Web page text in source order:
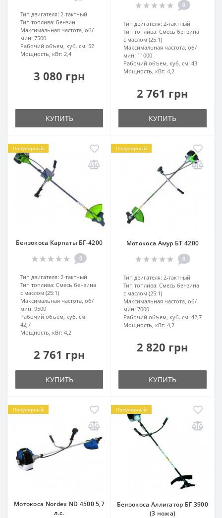
Тип двигателя: 2-тактный
Тип топлива: Бензин
Максимальная частота, об/
мин: 7500
Рабочий объем, куб. см: 52
Мощность, кВт: 2,4
3 080 грн
КУПИТЬ
0
Тип двигателя: 2-тактный
Тип топлива: Смесь бензина
с маслом (25:1)
Максимальная частота, об/
мин: 11000
Рабочий объем, куб. см: 43
Мощность, кВт: 4,2
2 761 грн
КУПИТЬ
Популярный
Бензокоса Карпаты БГ-4200
0
Тип двигателя: 2-тактный
Тип топлива: Смесь бензина
с маслом (25:1)
Максимальная частота, об/
мин: 9500
Рабочий объем, куб. см:
42,7
Мощность, кВт: 4,2
2 761 грн
КУПИТЬ
Популярный
Мотокоса Амур БТ 4200
0
Тип двигателя: 2-тактный
Тип топлива: Смесь бензина
с маслом (25:1)
Максимальная частота, об/
мин: 7000
Рабочий объем, куб. см: 42,7
Мощность, кВт: 4,2
2 820 грн
КУПИТЬ
Популярный
Мотокоса Nordex ND 4500 5,7
л.с.
Популярный
Бензокоса Аллигатор БГ 3900
(3 ножа)